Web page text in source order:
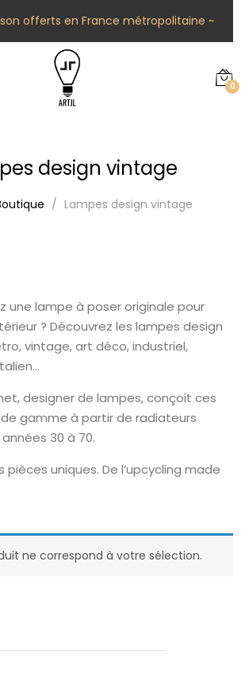
offerts en France métropolitaine ~
0
design vintage
Lampes design vintage
une lampe à poser originale pour
? Découvrez les lampes design
vintage, art déco, industriel,
designer de lampes, conçoit ces
gamme à partir de radiateurs
30 à 70.
uniques. De l’upcycling made
ne correspond à votre sélection.